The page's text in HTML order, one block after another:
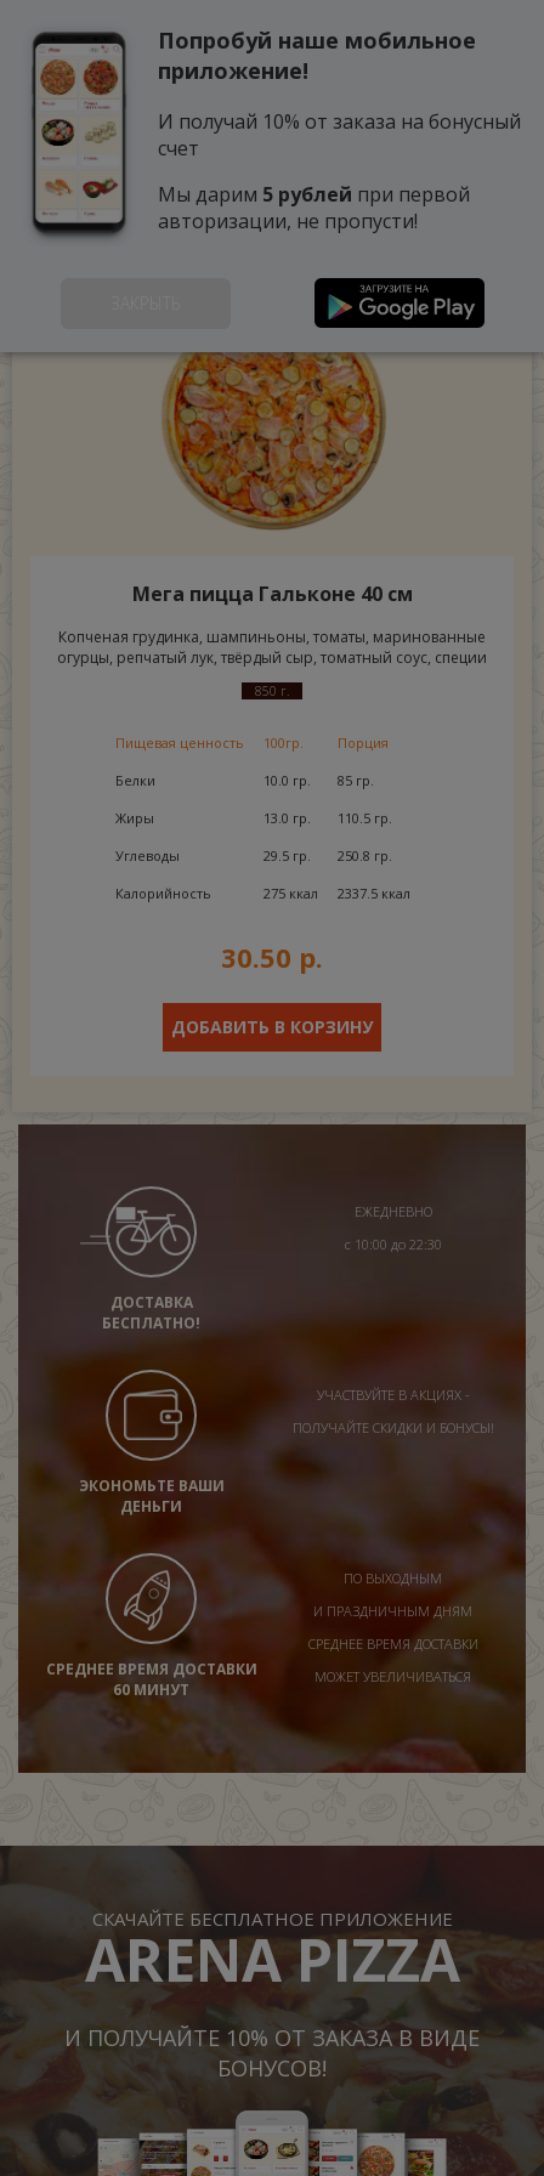
Мега пицца Гальконе 40 см
Копченая грудинка, шампиньоны, томаты, маринованные
огурцы, репчатый лук, твёрдый сыр, томатный соус, специи
850 г.
Пищевая ценность 100гр. Порция
Белки 10.0 гр. 85 гр.
Жиры 13.0 гр. 110.5 гр.
Углеводы 29.5 гр. 250.8 гр.
Калорийность 275 ккал 2337.5 ккал
30.50 р.
ДОБАВИТЬ В КОРЗИНУ
ДОСТАВКА
БЕСПЛАТНО!
ЕЖЕДНЕВНО
с 10:00 до 22:30
ЭКОНОМЬТЕ ВАШИ
ДЕНЬГИ
УЧАСТВУЙТЕ В АКЦИЯХ -
ПОЛУЧАЙТЕ СКИДКИ И БОНУСЫ!
СРЕДНЕЕ ВРЕМЯ ДОСТАВКИ
60 МИНУТ
ПО ВЫХОДНЫМ
И ПРАЗДНИЧНЫМ ДНЯМ
СРЕДНЕЕ ВРЕМЯ ДОСТАВКИ
МОЖЕТ УВЕЛИЧИВАТЬСЯ
СКАЧАЙТЕ БЕСПЛАТНОЕ ПРИЛОЖЕНИЕ
ARENA PIZZA
И ПОЛУЧАЙТЕ 10% ОТ ЗАКАЗА В ВИДЕ
БОНУСОВ!
Попробуй наше мобильное
приложение!
И получай 10% от заказа на бонусный
счет
Мы дарим 5 рублей при первой
авторизации, не пропусти!